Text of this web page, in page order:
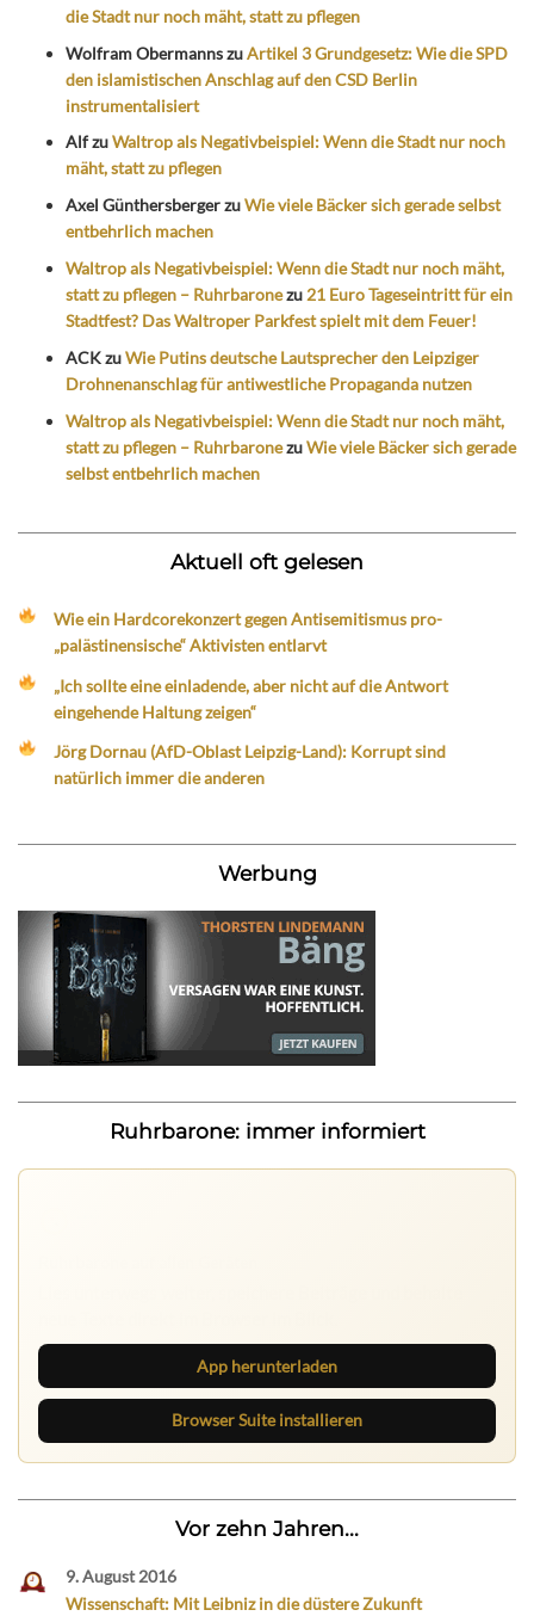
die Stadt nur noch mäht, statt zu pflegen
Wolfram ObermannszuArtikel 3 Grundgesetz: Wie die SPD
den islamistischen Anschlag auf den CSD Berlin
instrumentalisiert
AlfzuWaltrop als Negativbeispiel: Wenn die Stadt nur noch
mäht, statt zu pflegen
Axel GünthersbergerzuWie viele Bäcker sich gerade selbst
entbehrlich machen
Waltrop als Negativbeispiel: Wenn die Stadt nur noch mäht,
statt zu pflegen – Ruhrbaronezu 21 Euro Tageseintritt für ein
Stadtfest? Das Waltroper Parkfest spielt mit dem Feuer!
ACKzuWie Putins deutsche Lautsprecher den Leipziger
Drohnenanschlag für antiwestliche Propaganda nutzen
Waltrop als Negativbeispiel: Wenn die Stadt nur noch mäht,
statt zu pflegen – RuhrbaronezuWie viele Bäcker sich gerade
selbst entbehrlich machen
Aktuell oft gelesen
Wie ein Hardcorekonzert gegen Antisemitismus pro-
„palästinensische“ Aktivisten entlarvt
„Ich sollte eine einladende, aber nicht auf die Antwort
eingehende Haltung zeigen“
Jörg Dornau (AfD-Oblast Leipzig-Land): Korrupt sind
natürlich immer die anderen
Werbung
Ruhrbarone: immer informiert
App herunterladen
Browser Suite installieren
Vor zehn Jahren...
9. August 2016
Wissenschaft: Mit Leibniz in die düstere Zukunft